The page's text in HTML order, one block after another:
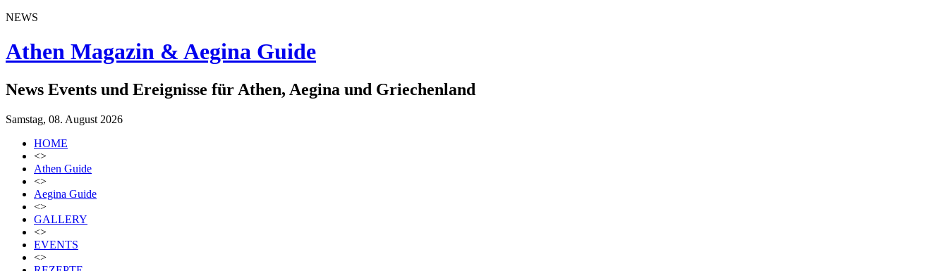
NEWS
Athen Magazin & Aegina Guide
News Events und Ereignisse für Athen, Aegina und Griechenland
Samstag, 08. August 2026
HOME
<>
Athen Guide
<>
Aegina Guide
<>
GALLERY
<>
EVENTS
<>